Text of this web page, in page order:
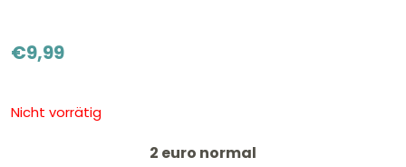
€9,99
Nicht vorrätig
2 euro normal